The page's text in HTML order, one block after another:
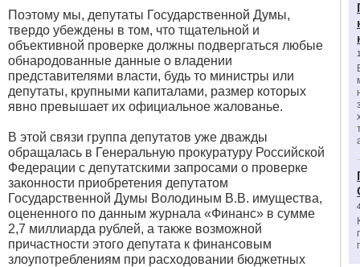
Поэтому мы, депутаты Государственной Думы,
твердо убеждены в том, что тщательной и
объективной проверке должны подвергаться любые
обнародованные данные о владении
представителями власти, будь то министры или
депутаты, крупными капиталами, размер которых
явно превышает их официальное жалованье.
В этой связи группа депутатов уже дважды
обращалась в Генеральную прокуратуру Российской
Федерации с депутатскими запросами о проверке
законности приобретения депутатом
Государственной Думы Володиным В.В. имущества,
оцененного по данным журнала «Финанс» в сумме
2,7 миллиарда рублей, а также возможной
причастности этого депутата к финансовым
злоупотреблениям при расходовании бюджетных